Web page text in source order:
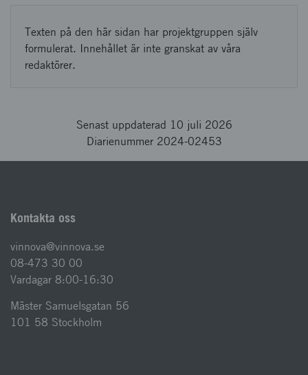
Texten på den här sidan har projektgruppen själv
formulerat. Innehållet är inte granskat av våra
redaktörer.
Senast uppdaterad 10 juli 2026
Diarienummer 2024-02453
Kontakta oss
vinnova@vinnova.se
08-473 30 00
Vardagar 8:00-16:30
Mäster Samuelsgatan 56
101 58 Stockholm